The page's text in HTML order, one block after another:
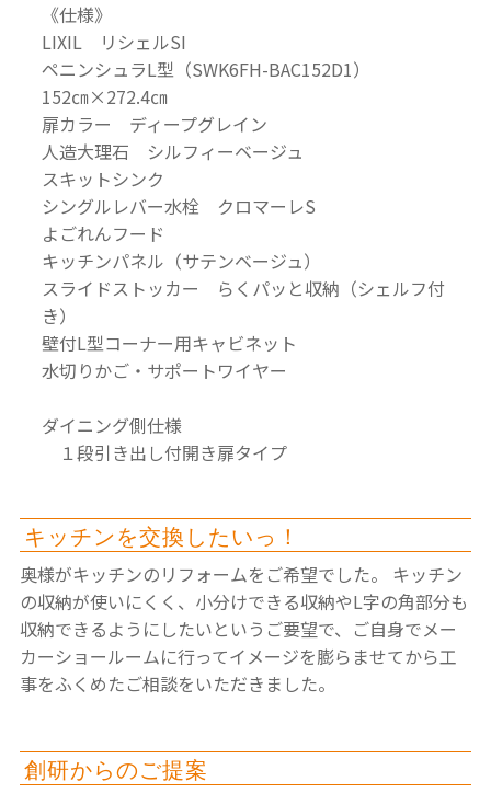
《仕様》
LIXIL リシェルSI
ペニンシュラL型（SWK6FH-BAC152D1）
152㎝×272.4㎝
扉カラー ディープグレイン
人造大理石 シルフィーベージュ
スキットシンク
シングルレバー水栓 クロマーレS
よごれんフード
キッチンパネル（サテンベージュ）
スライドストッカー らくパッと収納（シェルフ付
き）
壁付L型コーナー用キャビネット
水切りかご・サポートワイヤー
ダイニング側仕様
１段引き出し付開き扉タイプ
キッチンを交換したいっ！
奥様がキッチンのリフォームをご希望でした。
キッチン
の収納が使いにくく、小分けできる収納やL字の角部分も
収納できるようにしたいというご要望で、ご自身でメー
カーショールームに行ってイメージを膨らませてから工
事をふくめたご相談をいただきました。
創研からのご提案